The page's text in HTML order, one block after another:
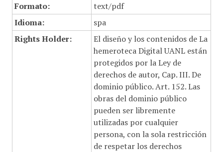
Formato:
text/pdf
Idioma:
spa
Rights Holder:
El diseño y los contenidos de La
hemeroteca Digital UANL están
protegidos por la Ley de
derechos de autor, Cap. III. De
dominio público. Art. 152. Las
obras del dominio público
pueden ser libremente
utilizadas por cualquier
persona, con la sola restricción
de respetar los derechos